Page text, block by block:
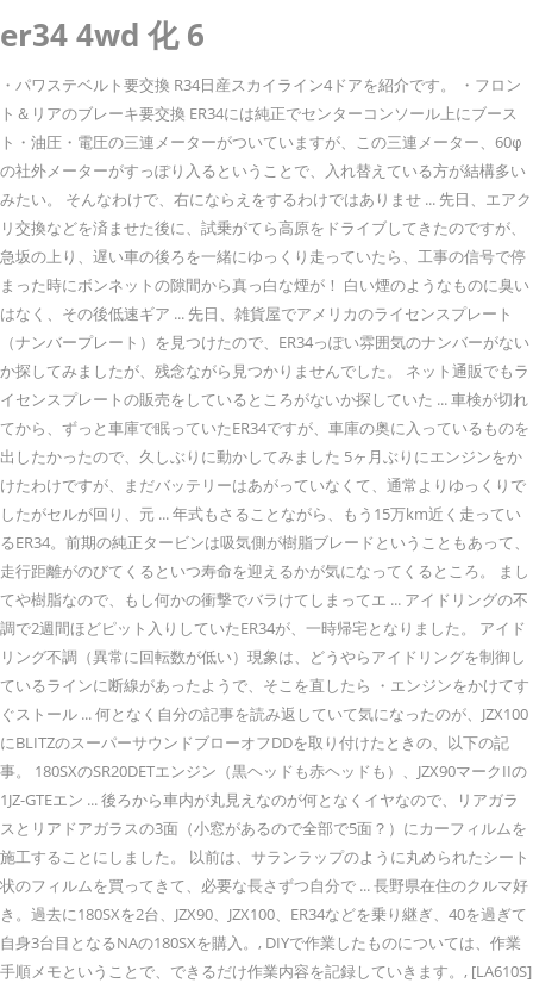
er34 4wd 化 6
・パワステベルト要交換 R34日産スカイライン4ドアを紹介です。 ・フロン
ト＆リアのブレーキ要交換 ER34には純正でセンターコンソール上にブース
ト・油圧・電圧の三連メーターがついていますが、この三連メーター、60φ
の社外メーターがすっぽり入るということで、入れ替えている方が結構多い
みたい。 そんなわけで、右にならえをするわけではありませ ... 先日、エアク
リ交換などを済ませた後に、試乗がてら高原をドライブしてきたのですが、
急坂の上り、遅い車の後ろを一緒にゆっくり走っていたら、工事の信号で停
まった時にボンネットの隙間から真っ白な煙が！ 白い煙のようなものに臭い
はなく、その後低速ギア ... 先日、雑貨屋でアメリカのライセンスプレート
（ナンバープレート）を見つけたので、ER34っぽい雰囲気のナンバーがない
か探してみましたが、残念ながら見つかりませんでした。 ネット通販でもラ
イセンスプレートの販売をしているところがないか探していた ... 車検が切れ
てから、ずっと車庫で眠っていたER34ですが、車庫の奥に入っているものを
出したかったので、久しぶりに動かしてみました 5ヶ月ぶりにエンジンをか
けたわけですが、まだバッテリーはあがっていなくて、通常よりゆっくりで
したがセルが回り、元 ... 年式もさることながら、もう15万km近く走ってい
るER34。前期の純正タービンは吸気側が樹脂ブレードということもあって、
走行距離がのびてくるといつ寿命を迎えるかが気になってくるところ。 まし
てや樹脂なので、もし何かの衝撃でバラけてしまってエ ... アイドリングの不
調で2週間ほどピット入りしていたER34が、一時帰宅となりました。 アイド
リング不調（異常に回転数が低い）現象は、どうやらアイドリングを制御し
ているラインに断線があったようで、そこを直したら ・エンジンをかけてす
ぐストール ... 何となく自分の記事を読み返していて気になったのが、JZX100
にBLITZのスーパーサウンドブローオフDDを取り付けたときの、以下の記
事。 180SXのSR20DETエンジン（黒ヘッドも赤ヘッドも）、JZX90マークIIの
1JZ-GTEエン ... 後ろから車内が丸見えなのが何となくイヤなので、リアガラ
スとリアドアガラスの3面（小窓があるので全部で5面？）にカーフィルムを
施工することにしました。 以前は、サランラップのように丸められたシート
状のフィルムを買ってきて、必要な長さずつ自分で ... 長野県在住のクルマ好
き。過去に180SXを2台、JZX90、JZX100、ER34などを乗り継ぎ、40を過ぎて
自身3台目となるNAの180SXを購入。, DIYで作業したものについては、作業
手順メモということで、できるだけ作業内容を記録していきます。, [LA610S]